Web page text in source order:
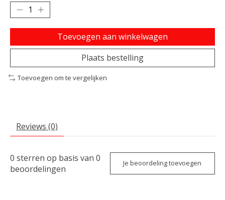
Toevoegen aan winkelwagen
Plaats bestelling
Toevoegen om te vergelijken
Reviews (0)
0 sterren op basis van 0
beoordelingen
Je beoordeling toevoegen